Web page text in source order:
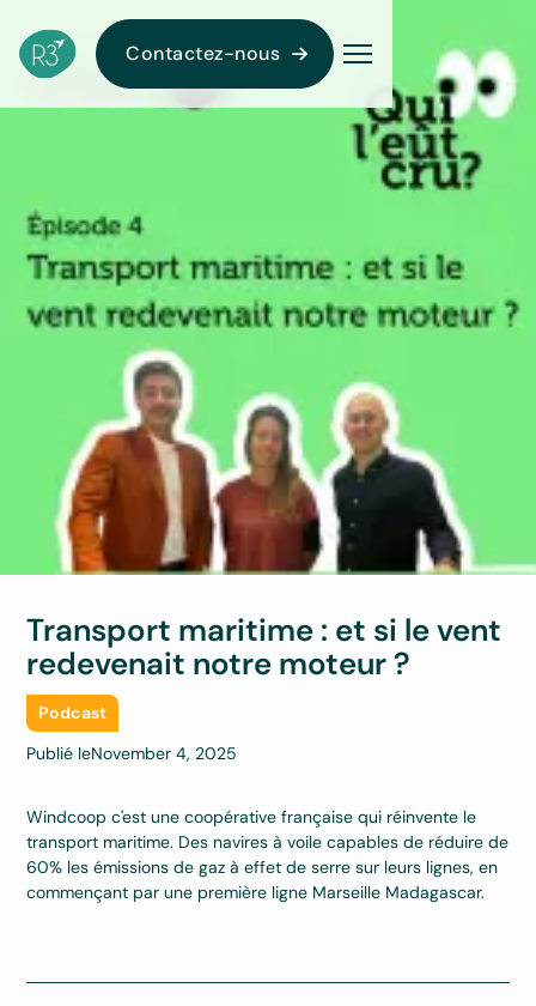
Contactez-nous
Transport maritime : et si le vent
redevenait notre moteur ?
Podcast
Publié leNovember 4, 2025
Windcoop c'est une coopérative française qui réinvente le
transport maritime. Des navires à voile capables de réduire de
60% les émissions de gaz à effet de serre sur leurs lignes, en
commençant par une première ligne Marseille Madagascar.